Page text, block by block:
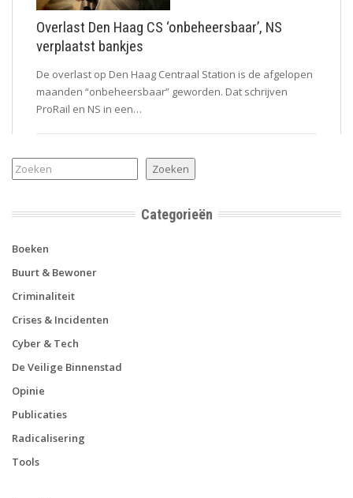
Overlast Den Haag CS ‘onbeheersbaar’, NS
verplaatst bankjes
De overlast op Den Haag Centraal Station is de afgelopen
maanden “onbeheersbaar” geworden. Dat schrijven
ProRail en NS in een…
Zoeken Zoeken
Categorieën
Boeken
Buurt & Bewoner
Criminaliteit
Crises & Incidenten
Cyber & Tech
De Veilige Binnenstad
Opinie
Publicaties
Radicalisering
Tools